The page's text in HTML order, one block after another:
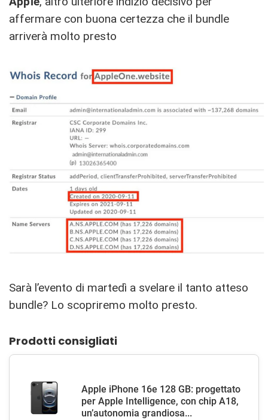
affermare con buona certezza che il bundle
arriverà molto presto
Sarà l’evento di martedì a svelare il tanto atteso
bundle? Lo scopriremo molto presto.
Prodotti consigliati
Apple iPhone 16e 128 GB: progettato
per Apple Intelligence, con chip A18,
un’autonomia grandiosa...